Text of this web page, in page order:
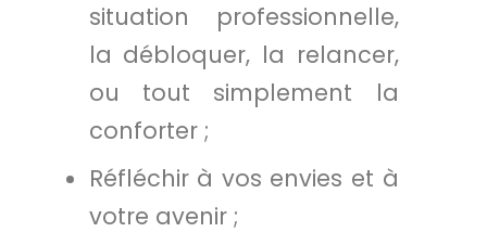
situation professionnelle,
la débloquer, la relancer,
ou tout simplement la
conforter ;
Réfléchir à vos envies et à
votre avenir ;